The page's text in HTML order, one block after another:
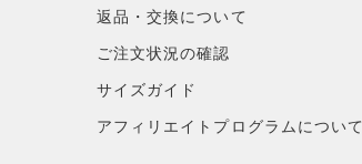
返品・交換について
ご注文状況の確認
サイズガイド
アフィリエイトプログラムについて